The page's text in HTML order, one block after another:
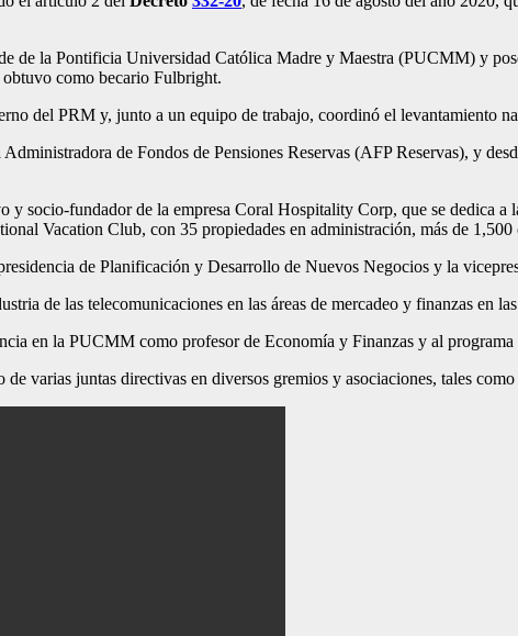
de la Pontificia Universidad Católica Madre y Maestra (PUCMM) y
como becario Fulbright.
del PRM y, junto a un equipo de trabajo, coordinó el levantamiento
de Fondos de Pensiones Reservas (AFP Reservas), y
y socio-fundador de la empresa Coral Hospitality Corp, que se dedica
Vacation Club, con 35 propiedades en administración, más de
de Planificación y Desarrollo de Nuevos Negocios y la
de las telecomunicaciones en las áreas de mercadeo y finanzas en
en la PUCMM como profesor de Economía y Finanzas y al
varias juntas directivas en diversos gremios y asociaciones, tales